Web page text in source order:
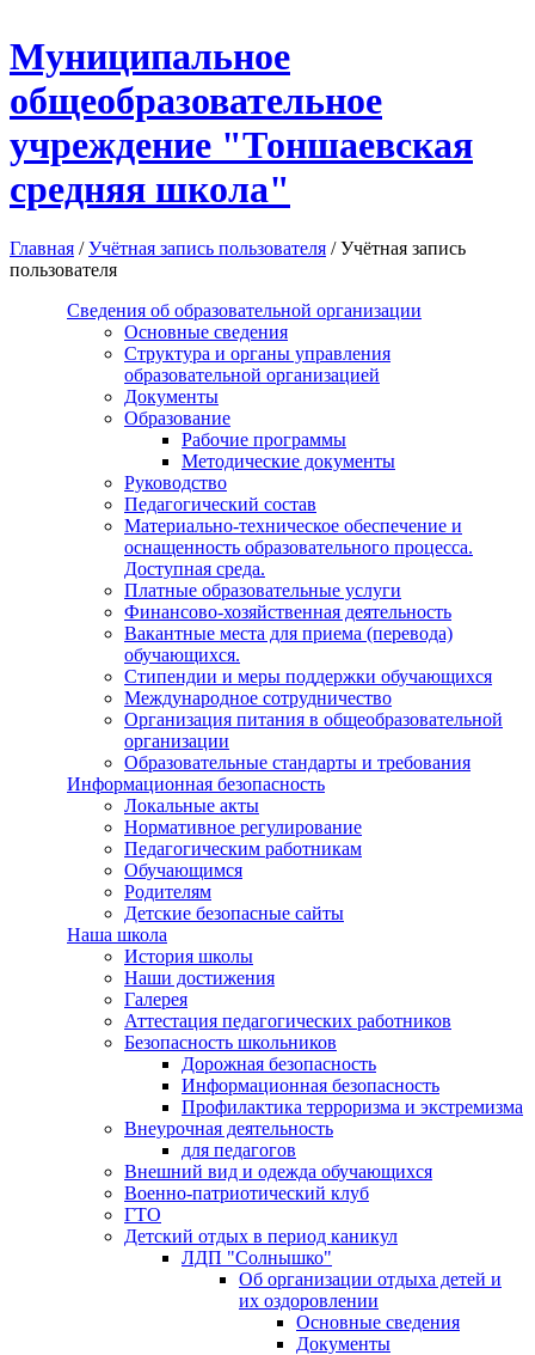
Муниципальное
общеобразовательное
учреждение "Тоншаевская
средняя школа"
Главная /Учётная запись пользователя /Учётная запись
пользователя
Сведения об образовательной организации
Основные сведения
Структура и органы управления
образовательной организацией
Документы
Образование
Рабочие программы
Методические документы
Руководство
Педагогический состав
Материально-техническое обеспечение и
оснащенность образовательного процесса.
Доступная среда.
Платные образовательные услуги
Финансово-хозяйственная деятельность
Вакантные места для приема (перевода)
обучающихся.
Стипендии и меры поддержки обучающихся
Международное сотрудничество
Организация питания в общеобразовательной
организации
Образовательные стандарты и требования
Информационная безопасность
Локальные акты
Нормативное регулирование
Педагогическим работникам
Обучающимся
Родителям
Детские безопасные сайты
Наша школа
История школы
Наши достижения
Галерея
Аттестация педагогических работников
Безопасность школьников
Дорожная безопасность
Информационная безопасность
Профилактика терроризма и экстремизма
Внеурочная деятельность
для педагогов
Внешний вид и одежда обучающихся
Военно-патриотический клуб
ГТО
Детский отдых в период каникул
ЛДП "Солнышко"
Об организации отдыха детей и
их оздоровлении
Основные сведения
Документы